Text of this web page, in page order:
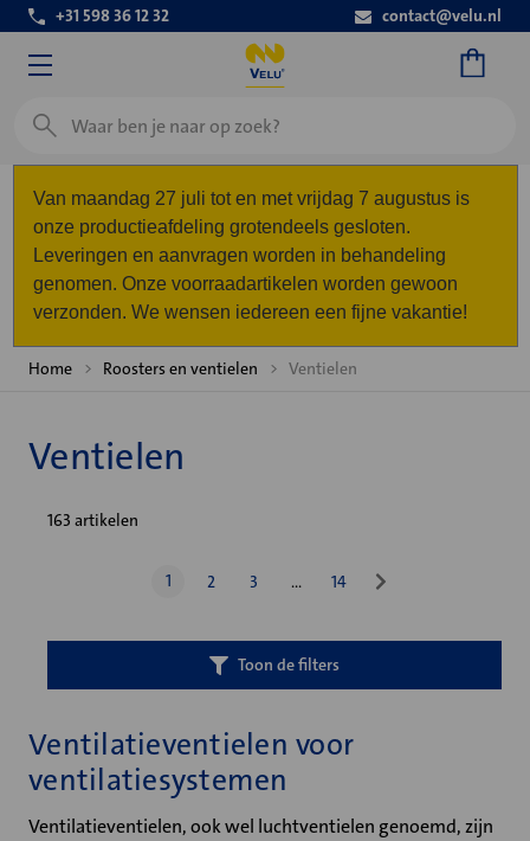
+31 598 36 12 32 contact@velu.nl
Zoeken
Van maandag 27 juli tot en met vrijdag 7 augustus is
onze productieafdeling grotendeels gesloten.
Leveringen en aanvragen worden in behandeling
genomen. Onze voorraadartikelen worden gewoon
verzonden. We wensen iedereen een fijne vakantie!
Home Roosters en ventielen Ventielen
Ventielen
163 artikelen
1 2 3 … 14
Toon de filters
Ventilatieventielen voor
ventilatiesystemen
Ventilatieventielen, ook wel luchtventielen genoemd, zijn